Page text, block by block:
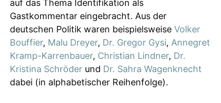
auf das Thema Identifikation als
Gastkommentar eingebracht. Aus der
deutschen Politik waren beispielsweise Volker
Bouffier, Malu Dreyer, Dr. Gregor Gysi, Annegret
Kramp-Karrenbauer, Christian Lindner, Dr.
Kristina Schröder und Dr. Sahra Wagenknecht
dabei (in alphabetischer Reihenfolge).